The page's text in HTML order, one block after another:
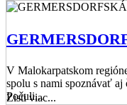
V Malokarpatskom
spolu s nami spoznávať
Počuli...
Zisti viac...